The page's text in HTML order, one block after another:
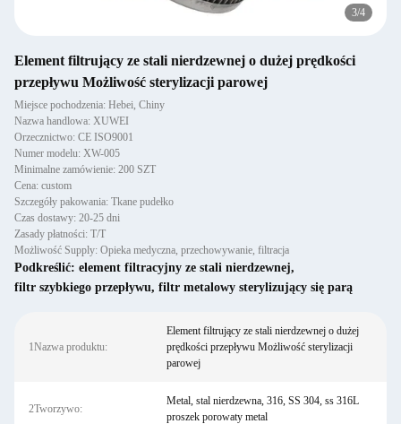
4/4
Element filtrujący ze stali nierdzewnej o dużej prędkości
przepływu Możliwość sterylizacji parowej
Miejsce pochodzenia: Hebei, Chiny
Nazwa handlowa: XUWEI
Orzecznictwo: CE ISO9001
Numer modelu: XW-005
Minimalne zamówienie: 200 SZT
Cena: custom
Szczegóły pakowania: Tkane pudełko
Czas dostawy: 20-25 dni
Zasady płatności: T/T
Możliwość Supply: Opieka medyczna, przechowywanie, filtracja
Podkreślić: element filtracyjny ze stali nierdzewnej,
filtr szybkiego przepływu, filtr metalowy sterylizujący się parą
1Nazwa produktu:
Element filtrujący ze stali nierdzewnej o dużej
prędkości przepływu Możliwość sterylizacji
parowej
2Tworzywo:
Metal, stal nierdzewna, 316, SS 304, ss 316L
proszek porowaty metal